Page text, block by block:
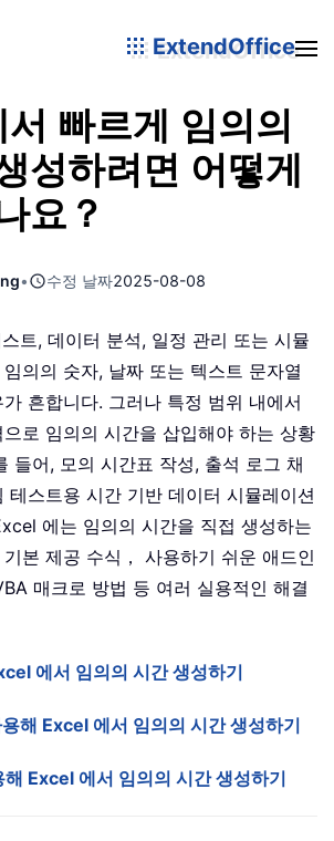
ExtendOffice
빠르게 임의의
성하려면 어떻게
요？
• 수정 날짜2025-08-08
트, 데이터 분석, 일정 관리 또는 시뮬
의의 숫자, 날짜 또는 텍스트 문자열
흔합니다. 그러나 특정 범위 내에서
로 임의의 시간을 삽입해야 하는 상황
들어, 모의 시간표 작성, 출석 로그 채
테스트용 시간 기반 데이터 시뮬레이션
에는 임의의 시간을 직접 생성하는
본 제공 수식， 사용하기 쉬운 애드인
매크로 방법 등 여러 실용적인 해결
에서 임의의 시간 생성하기
해 Excel 에서 임의의 시간 생성하기
Excel 에서 임의의 시간 생성하기